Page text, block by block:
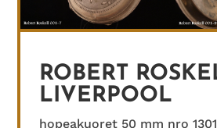
ROBERT
LIVERPOOL
hopeakuoret 50 mm nro